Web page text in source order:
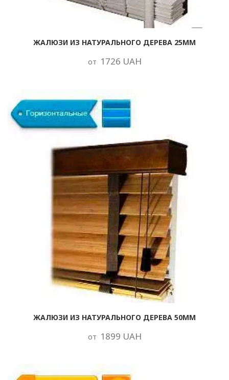
ЖАЛЮЗИ ИЗ НАТУРАЛЬНОГО ДЕРЕВА 25ММ
от 1726 UAH
ЖАЛЮЗИ ИЗ НАТУРАЛЬНОГО ДЕРЕВА 50ММ
от 1899 UAH